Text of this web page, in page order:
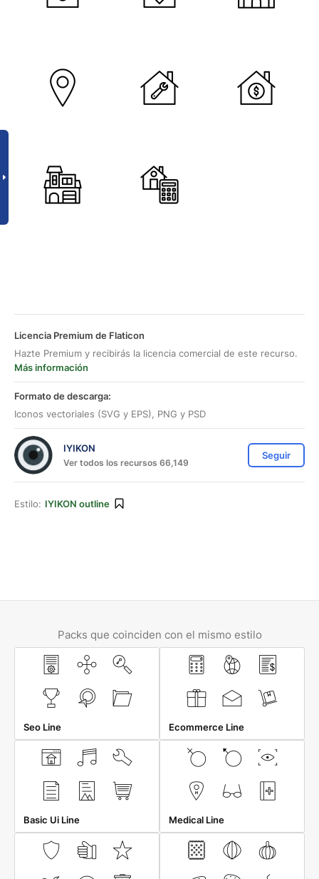
Licencia Premium de Flaticon
Hazte Premium y recibirás la licencia comercial de este recurso.
Más información
Formato de descarga:
Iconos vectoriales (SVG y EPS), PNG y PSD
IYIKON
Ver todos los recursos 66,149
Seguir
Estilo: IYIKON outline
Packs que coinciden con el mismo estilo
Seo Line Ecommerce Line
Basic Ui Line Medical Line